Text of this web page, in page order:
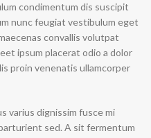
condimentum dis suscipit
nunc feugiat vestibulum eget
convallis volutpat
ipsum placerat odio a dolor
proin venenatis ullamcorper
varius dignissim fusce mi
sed. A sit fermentum